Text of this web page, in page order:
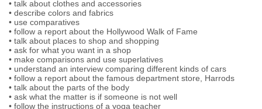
• talk about clothes and accessories
• describe colors and fabrics
• use comparatives
• follow a report about the Hollywood Walk of Fame
• talk about places to shop and shopping
• ask for what you want in a shop
• make comparisons and use superlatives
• understand an interview comparing different kinds of cars
• follow a report about the famous department store, Harrods
• talk about the parts of the body
• ask what the matter is if someone is not well
• follow the instructions of a yoga teacher